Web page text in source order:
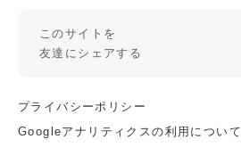
このサイトを
友達にシェアする
プライバシーポリシー
Googleアナリティクスの利用について